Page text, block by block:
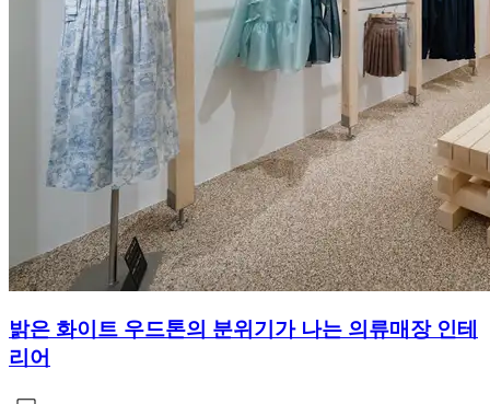
밝은 화이트 우드톤의 분위기가 나는 의류매장 인테
리어